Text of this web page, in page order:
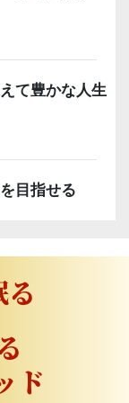
て豊かな人生
目指せる
ド